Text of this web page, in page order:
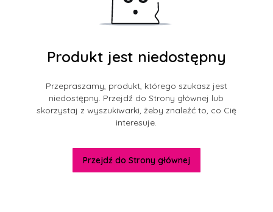
Produkt jest niedostępny
Przepraszamy, produkt, którego szukasz jest
niedostępny. Przejdź do Strony głównej lub
skorzystaj z wyszukiwarki, żeby znaleźć to, co Cię
interesuje.
Przejdź do Strony głównej